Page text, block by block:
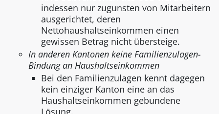
indessen nur zugunsten von Mitarbeitern
ausgerichtet, deren
Nettohaushaltseinkommen einen
gewissen Betrag nicht übersteige.
In anderen Kantonen keine Familienzulagen-
Bindung an Haushaltseinkommen
Bei den Familienzulagen kennt dagegen
kein einziger Kanton eine an das
Haushaltseinkommen gebundene
Lösung.